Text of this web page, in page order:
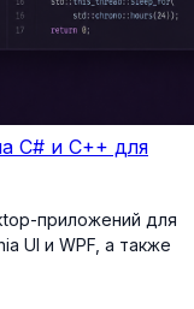
C# и C++ для
приложений для
UI и WPF, а также